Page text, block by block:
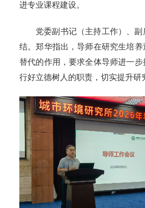
进专业课程建设。
党委副书记（主持工作）、
结。郑华指出，导师在研究生培
替代的作用，要求全体导师进一
行好立德树人的职责，切实提升研